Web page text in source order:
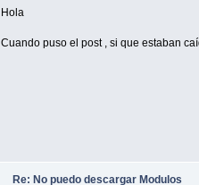
Hola
Cuando puso el post , si que estaban
Re: No puedo descargar Modulos